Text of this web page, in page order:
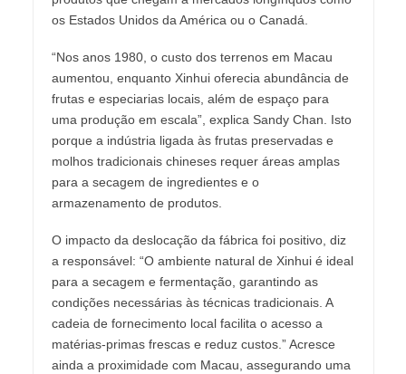
os Estados Unidos da América ou o Canadá.
“Nos anos 1980, o custo dos terrenos em Macau
aumentou, enquanto Xinhui oferecia abundância de
frutas e especiarias locais, além de espaço para
uma produção em escala”, explica Sandy Chan. Isto
porque a indústria ligada às frutas preservadas e
molhos tradicionais chineses requer áreas amplas
para a secagem de ingredientes e o
armazenamento de produtos.
O impacto da deslocação da fábrica foi positivo, diz
a responsável: “O ambiente natural de Xinhui é ideal
para a secagem e fermentação, garantindo as
condições necessárias às técnicas tradicionais. A
cadeia de fornecimento local facilita o acesso a
matérias-primas frescas e reduz custos.” Acresce
ainda a proximidade com Macau, assegurando uma